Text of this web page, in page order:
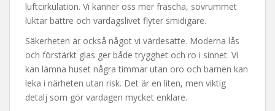
luftcirkulation. Vi känner oss mer fräscha, sovrummet
luktar bättre och vardagslivet flyter smidigare.
Säkerheten är också något vi värdesatte. Moderna lås
och förstärkt glas ger både trygghet och ro i sinnet. Vi
kan lämna huset några timmar utan oro och barnen kan
leka i närheten utan risk. Det är en liten, men viktig
detalj som gör vardagen mycket enklare.